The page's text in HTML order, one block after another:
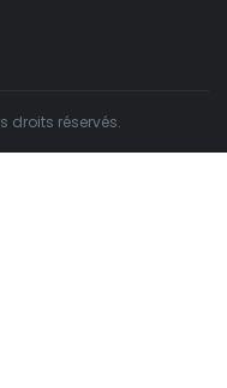
droits réservés.